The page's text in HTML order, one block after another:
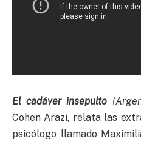
El cadáver insepulto
Cohen Arazi, relata las
psicólogo llamado